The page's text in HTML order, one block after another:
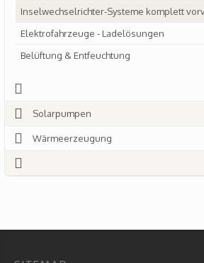
Inselwechselrichter-Systeme komplett
Elektrofahrzeuge - Ladelösungen
Belüftung & Entfeuchtung
Solarpumpen
Wärmeerzeugung